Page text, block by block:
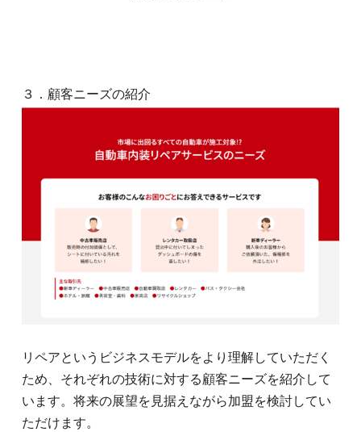
３．顧客ニーズの紹介
リペアというビジネスモデルをより理解していただく
ため、それぞれの技術に対する顧客ニーズを紹介して
います。将来の展望を見据えながら加盟を検討してい
ただけます。